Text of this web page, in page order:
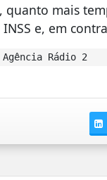
quanto mais
e, em
Agência Rádio 2